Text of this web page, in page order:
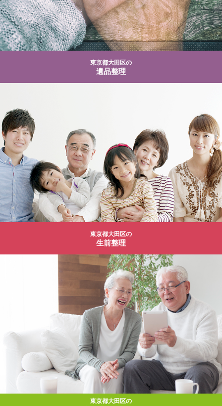
東京都大田区の
遺品整理
東京都大田区の
生前整理
東京都大田区の